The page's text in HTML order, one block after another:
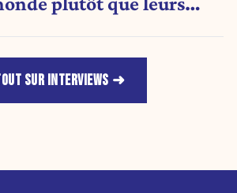
SUR INTERVIEWS